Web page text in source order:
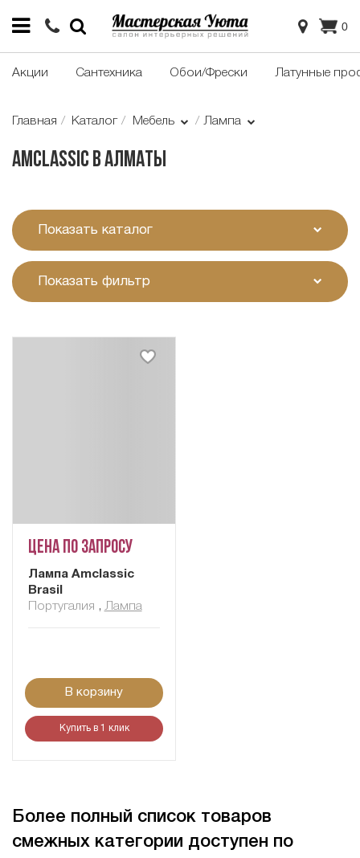
0
Акции Сантехника Обои/Фрески Латунные
Главная Каталог Мебель Лампа
Amclassic в Алматы
Показать каталог
Показать фильтр
Цена по запросу
Лампа Amclassic
Brasil
Португалия , Лампа
В корзину
Купить в 1 клик
Более полный список товаров
смежных категории доступен по